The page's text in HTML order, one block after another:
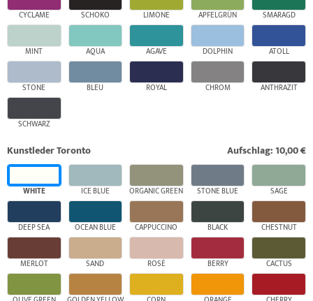
CYCLAME SCHOKO LIMONE APFELGRÜN SMARAGD
MINT AQUA AGAVE DOLPHIN ATOLL
STONE BLEU ROYAL CHROM ANTHRAZIT
SCHWARZ
Kunstleder Toronto Aufschlag: 10,00 €
WHITE ICE BLUE ORGANIC GREEN STONE BLUE SAGE
DEEP SEA OCEAN BLUE CAPPUCCINO BLACK CHESTNUT
MERLOT SAND ROSÉ BERRY CACTUS